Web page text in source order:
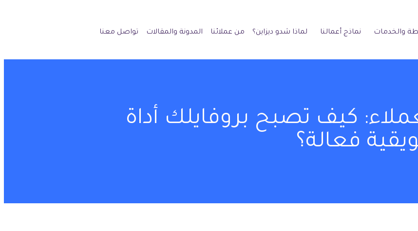
والخدمات نماذج أعمالنا لماذا شدو ديزاين؟ من عملائنا المدونة والمقالات تواصل معنا
كيف تصبح بروفايلك أداة
فعالة؟